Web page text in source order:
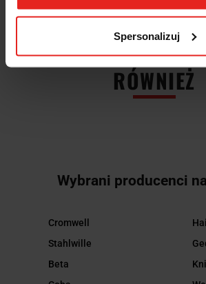
Spersonalizuj
INNI KLIENCI
RÓWNIEŻ
Wybrani producenci
Cromwell
Stahlwille
Beta